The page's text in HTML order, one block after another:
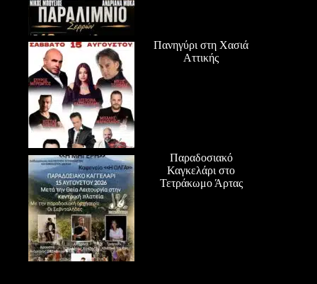
Πανηγύρι στη Χασιά
Αττικής
Παραδοσιακό
Καγκελάρι στο
Τετράκωμο Άρτας